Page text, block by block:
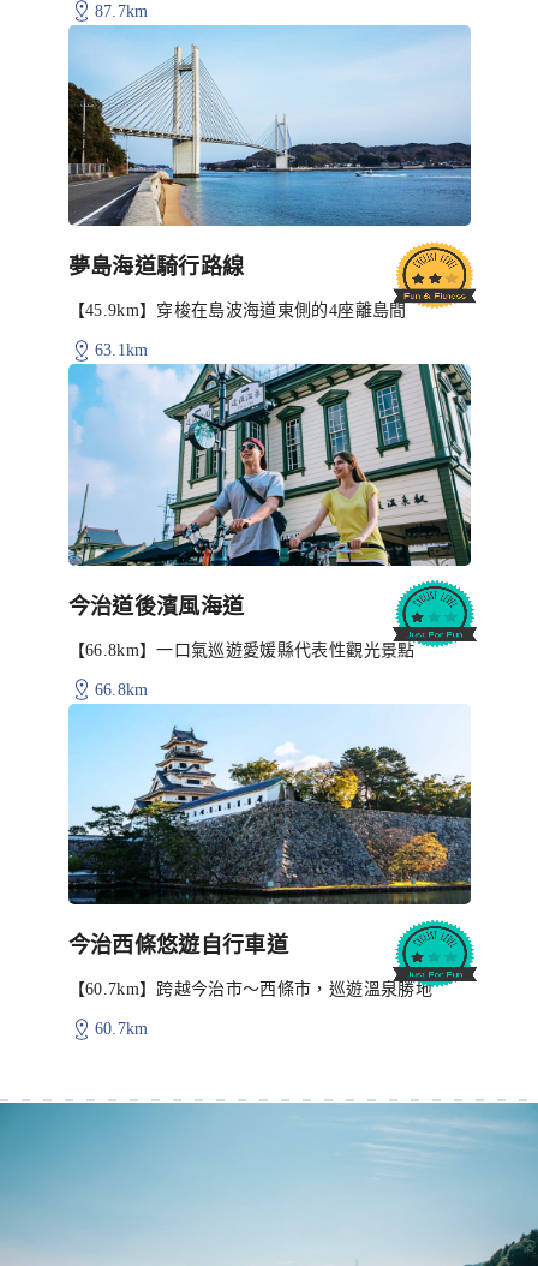
87.7km
夢島海道騎行路線
【45.9km】穿梭在島波海道東側的4座離島間
63.1km
今治道後濱風海道
【66.8km】一口氣巡遊愛媛縣代表性觀光景點
66.8km
今治西條悠遊自行車道
【60.7km】跨越今治市〜西條市，巡遊溫泉勝地
60.7km